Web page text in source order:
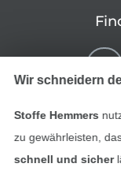
Wir schneidern
Stoffe Hemmers
zu gewährleisten,
schnell und sicher